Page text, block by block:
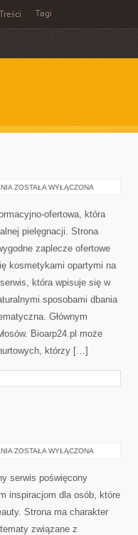
Tagi
PIELĘGNACJA
WŁOSÓW
ZOSTAŁA WYŁĄCZONA
ofertowa, która
pielęgnacji. Strona
zaplecze ofertowe
kosmetykami opartymi na
która wpisuje się w
sposobami dbania
Głównym
Bioarp24.pl może
którzy […]
CZYTELNICY
ZOSTAŁA WYŁĄCZONA
serwis poświęcony
inspiracjom dla osób, które
Strona ma charakter
związane z